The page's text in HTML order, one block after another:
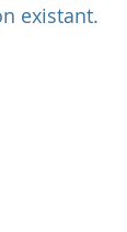
existant.